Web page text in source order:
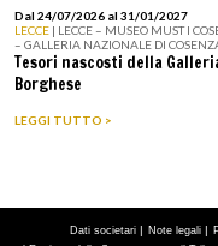
Dal 24/07/2026 al 31/01/2027
LECCE | LECCE – MUSEO MUST I
– GALLERIA NAZIONALE DI
Tesori nascosti della
Borghese
LEGGI TUTTO >
Dati societari | Note legali |